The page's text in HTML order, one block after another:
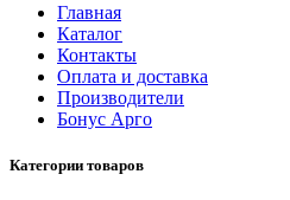
Главная
Каталог
Контакты
Оплата и доставка
Производители
Бонус Арго
Категории товаров